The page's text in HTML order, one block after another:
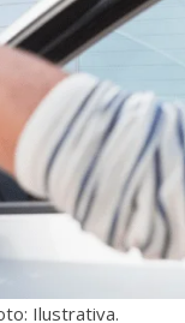
Ilustrativa.